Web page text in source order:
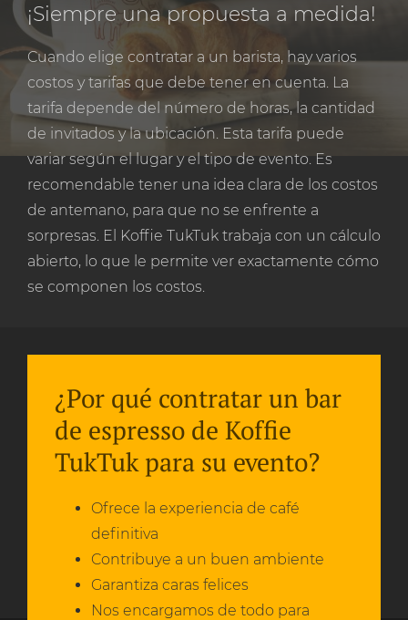
¡Siempre una propuesta a medida!
Cuando elige contratar a un barista, hay varios
costos y tarifas que debe tener en cuenta. La
tarifa depende del número de horas, la cantidad
de invitados y la ubicación. Esta tarifa puede
variar según el lugar y el tipo de evento. Es
recomendable tener una idea clara de los costos
de antemano, para que no se enfrente a
sorpresas. El Koffie TukTuk trabaja con un cálculo
abierto, lo que le permite ver exactamente cómo
se componen los costos.
¿Por qué contratar un bar
de espresso de Koffie
TukTuk para su evento?
Ofrece la experiencia de café
definitiva
Contribuye a un buen ambiente
Garantiza caras felices
Nos encargamos de todo para